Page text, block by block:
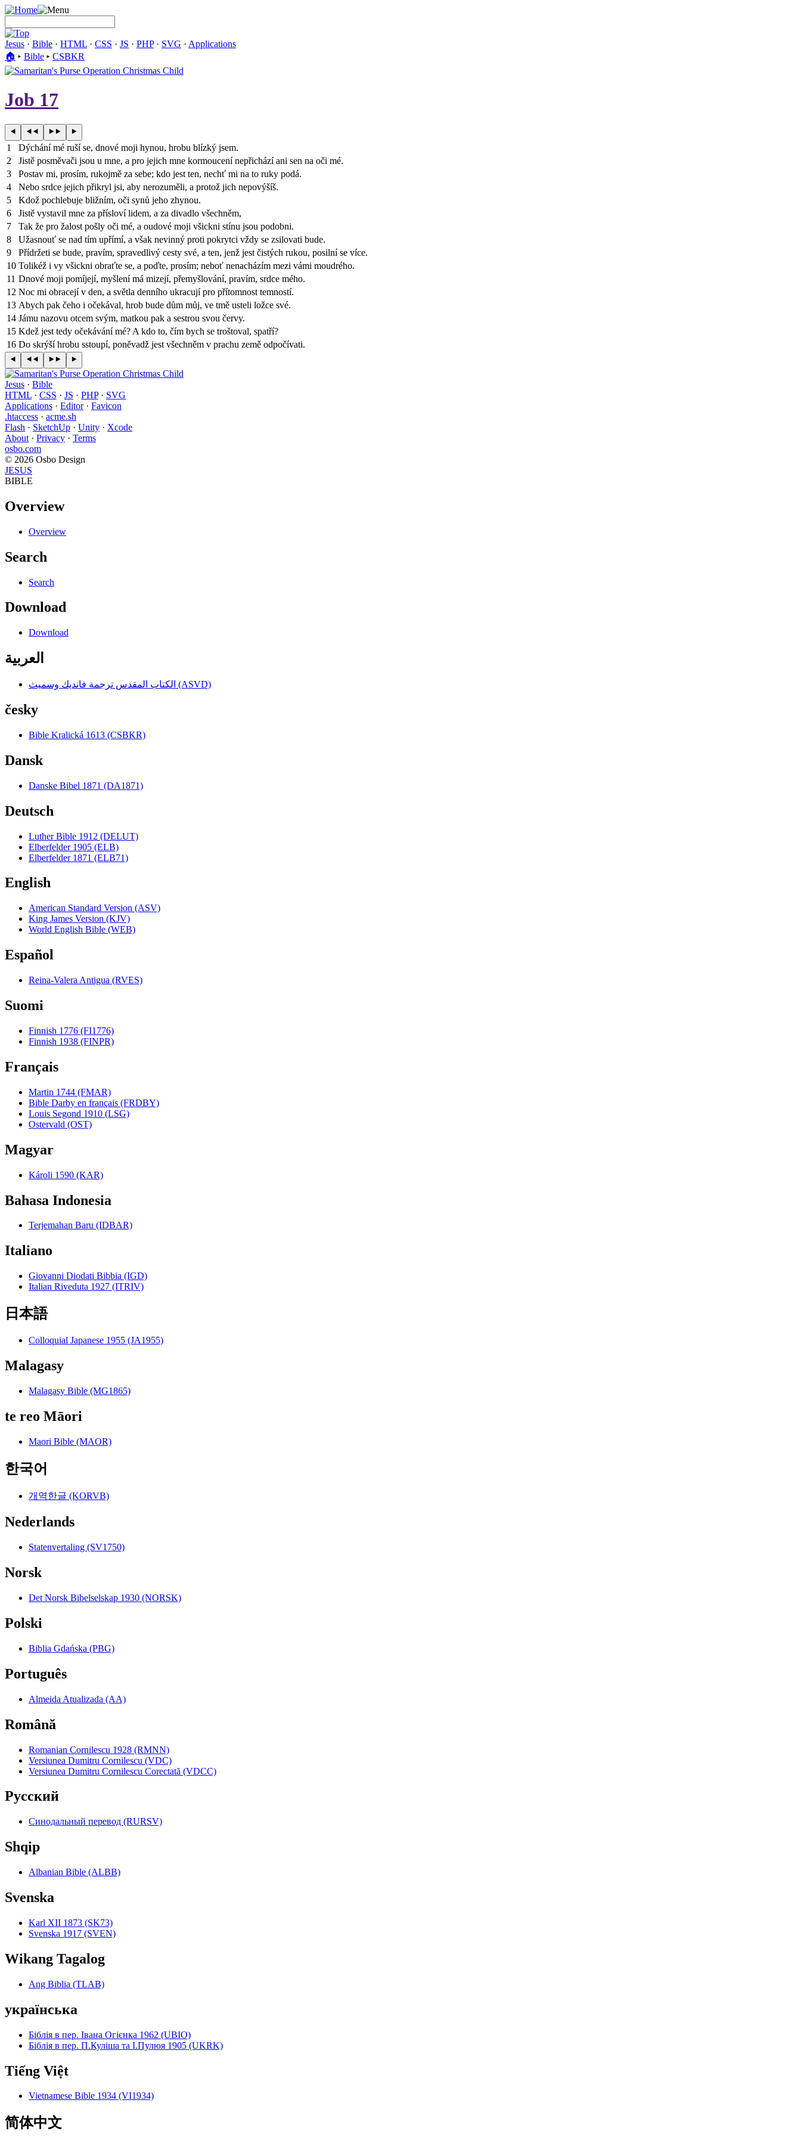
Jesus · Bible · HTML · CSS · JS · PHP· SVG · Applications
🏠︎ ▸ Bible ▸ CSBKR
Job 17
1
Dýchání mé ruší se, dnové moji hynou, hrobu blízký jsem.
2
Jistě posměvači jsou u mne, a pro jejich mne kormoucení nepřichází ani sen na oči mé.
3
Postav mi, prosím, rukojmě za sebe; kdo jest ten, nechť mi na to ruky podá.
4
Nebo srdce jejich přikryl jsi, aby nerozuměli, a protož jich nepovýšíš.
5
Kdož pochlebuje bližním, oči synů jeho zhynou.
6
Jistě vystavil mne za přísloví lidem, a za divadlo všechněm,
7
Tak že pro žalost pošly oči mé, a oudové moji všickni stínu jsou podobni.
8
Užasnouť se nad tím upřímí, a však nevinný proti pokrytci vždy se zsilovati bude.
9
Přídržeti se bude, pravím, spravedlivý cesty své, a ten, jenž jest čistých rukou, posilní se více.
10 Tolikéž i vy všickni obraťte se, a poďte, prosím; neboť nenacházím mezi vámi moudrého.
11 Dnové moji pomíjejí, myšlení má mizejí, přemyšlování, pravím, srdce mého.
12 Noc mi obracejí v den, a světla denního ukracují pro přítomnost temností.
13 Abych pak čeho i očekával, hrob bude dům můj, ve tmě usteli ložce své.
14 Jámu nazovu otcem svým, matkou pak a sestrou svou červy.
15 Kdež jest tedy očekávání mé? A kdo to, čím bych se troštoval, spatří?
16 Do skrýší hrobu sstoupí, poněvadž jest všechněm v prachu země odpočívati.
Jesus · Bible
HTML · CSS · JS · PHP· SVG
Applications · Editor· Favicon
.htaccess · acme.sh
Flash · SketchUp · Unity · Xcode
About · Privacy · Terms
osbo.com
© 2026 Osbo Design
JESUS
BIBLE
Overview
Overview
Search
Search
Download
Download
العربية
الكتاب المقدس ترجمة فانديك وسميث (ASVD)
česky
Bible Kralická 1613 (CSBKR)
Dansk
Danske Bibel 1871 (DA1871)
Deutsch
Luther Bible 1912 (DELUT)
Elberfelder 1905 (ELB)
Elberfelder 1871 (ELB71)
English
American Standard Version (ASV)
King James Version (KJV)
World English Bible (WEB)
Español
Reina-Valera Antigua (RVES)
Suomi
Finnish 1776 (FI1776)
Finnish 1938 (FINPR)
Français
Martin 1744 (FMAR)
Bible Darby en français (FRDBY)
Louis Segond 1910 (LSG)
Ostervald (OST)
Magyar
Károli 1590 (KAR)
Bahasa Indonesia
Terjemahan Baru (IDBAR)
Italiano
Giovanni Diodati Bibbia (IGD)
Italian Riveduta 1927 (ITRIV)
日本語
Colloquial Japanese 1955 (JA1955)
Malagasy
Malagasy Bible (MG1865)
te reo Māori
Maori Bible (MAOR)
한국어
개역한글 (KORVB)
Nederlands
Statenvertaling (SV1750)
Norsk
Det Norsk Bibelselskap 1930 (NORSK)
Polski
Biblia Gdańska (PBG)
Português
Almeida Atualizada (AA)
Română
Romanian Cornilescu 1928 (RMNN)
Versiunea Dumitru Cornilescu (VDC)
Versiunea Dumitru Cornilescu Corectată (VDCC)
Pyccкий
Синодальный перевод (RURSV)
Shqip
Albanian Bible (ALBB)
Svenska
Karl XII 1873 (SK73)
Svenska 1917 (SVEN)
Wikang Tagalog
Ang Biblia (TLAB)
українська
Біблія в пер. Івана Огієнка 1962 (UBIO)
Біблія в пер. П.Куліша та І.Пулюя 1905 (UKRK)
Tiếng Việt
Vietnamese Bible 1934 (VI1934)
简体中文